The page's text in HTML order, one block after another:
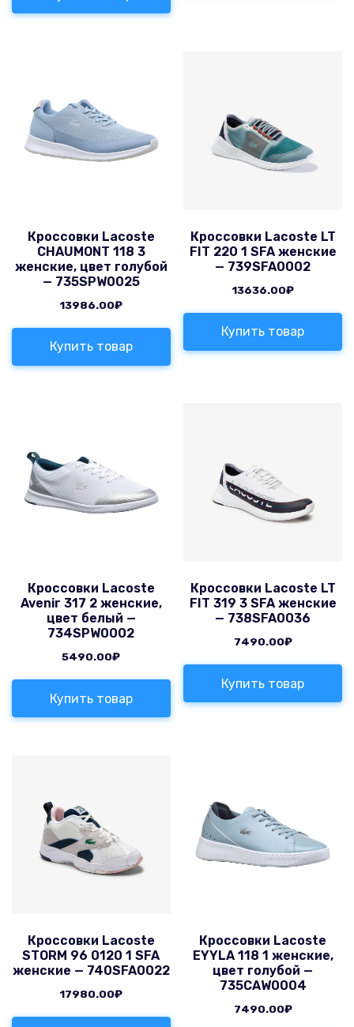
Кроссовки Lacoste
CHAUMONT 118 3
женские, цвет голубой
— 735SPW0025
13986.00₽
Купить товар
Кроссовки Lacoste LT
FIT 220 1 SFA женские
— 739SFA0002
13636.00₽
Купить товар
Кроссовки Lacoste
Avenir 317 2 женские,
цвет белый —
734SPW0002
5490.00₽
Купить товар
Кроссовки Lacoste LT
FIT 319 3 SFA женские
— 738SFA0036
7490.00₽
Купить товар
Кроссовки Lacoste
STORM 96 0120 1 SFA
женские — 740SFA0022
17980.00₽
Кроссовки Lacoste
EYYLA 118 1 женские,
цвет голубой —
735CAW0004
7490.00₽